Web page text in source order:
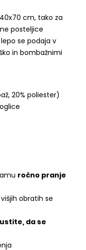
cm, tako za
posteljice
se podaja v
in bombažnimi
20% poliester)
ročno pranje
obratih se
da se